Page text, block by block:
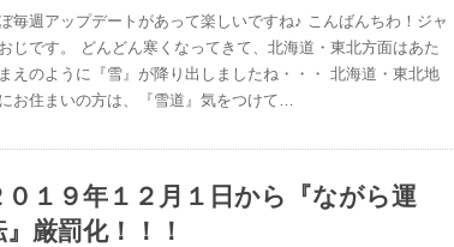
毎週アップデートがあって楽しいですね♪ こんばんちわ！ジャ
じです。 どんどん寒くなってきて、北海道・東北方面はあた
えのように『雪』が降り出しましたね・・・ 北海道・東北地
お住まいの方は、『雪道』気をつけて…
０１９年１２月１日から『ながら運
』厳罰化！！！